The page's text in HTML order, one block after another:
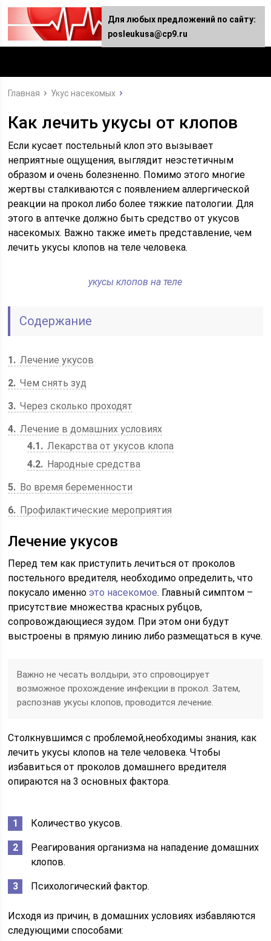
Главная Укус насекомых
Как лечить укусы от клопов
Если кусает постельный клоп это вызывает
неприятные ощущения, выглядит неэстетичным
образом и очень болезненно. Помимо этого многие
жертвы сталкиваются с появлением аллергической
реакции на прокол либо более тяжкие патологии. Для
этого в аптечке должно быть средство от укусов
насекомых. Важно также иметь представление, чем
лечить укусы клопов на теле человека.
укусы клопов на теле
Содержание
1
Лечение укусов
2 Чем снять зуд
3 Через сколько проходят
4 Лечение в домашних условиях
4.1
Лекарства от укусов клопа
4.2
Народные средства
5
Во время беременности
6
Профилактические мероприятия
Лечение укусов
Перед тем как приступить лечиться от проколов
постельного вредителя, необходимо определить, что
покусало именноэто насекомое. Главный симптом –
присутствие множества красных рубцов,
сопровождающиеся зудом. При этом они будут
выстроены в прямую линию либо размещаться в куче.
Важно не чесать волдыри, это спровоцирует
возможное прохождение инфекции в прокол. Затем,
распознав укусы клопов, проводится лечение.
Столкнувшимся с проблемой,необходимы знания, как
лечить укусы клопов на теле человека. Чтобы
избавиться от проколов домашнего вредителя
опираются на 3 основных фактора.
Количество укусов.
Реагирования организма на нападение домашних
клопов.
Психологический фактор.
Исходя из причин, в домашних условиях избавляются
следующими способами:
Для любых предложений по сайту:
posleukusa@cp9.ru